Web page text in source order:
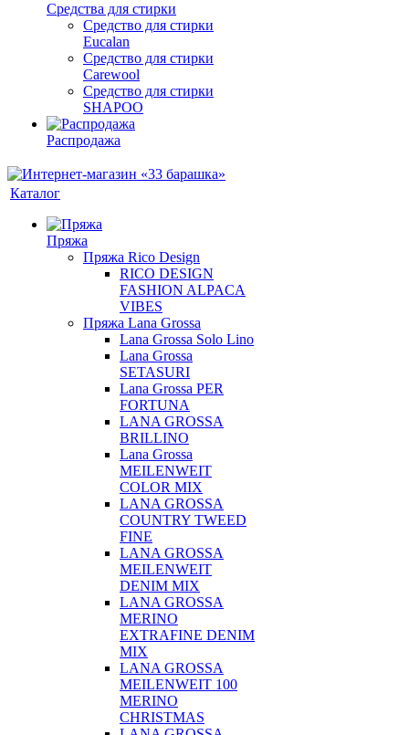
Средства для стирки
Средство для стирки
Eucalan
Средство для стирки
Carewool
Средство для стирки
SHAPOO
Распродажа
Каталог
Пряжа
Пряжа Rico Design
RICO DESIGN
FASHION ALPACA
VIBES
Пряжа Lana Grossa
Lana Grossa Solo Lino
Lana Grossa
SETASURI
Lana Grossa PER
FORTUNA
LANA GROSSA
BRILLINO
Lana Grossa
MEILENWEIT
COLOR MIX
LANA GROSSA
COUNTRY TWEED
FINE
LANA GROSSA
MEILENWEIT
DENIM MIX
LANA GROSSA
MERINO
EXTRAFINE DENIM
MIX
LANA GROSSA
MEILENWEIT 100
MERINO
CHRISTMAS